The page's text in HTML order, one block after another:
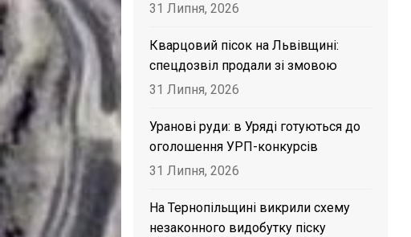
31 Липня, 2026
Кварцовий пісок на Львівщині:
спецдозвіл продали зі змовою
31 Липня, 2026
Уранові руди: в Уряді готуються до
оголошення УРП-конкурсів
31 Липня, 2026
На Тернопільщині викрили схему
незаконного видобутку піску